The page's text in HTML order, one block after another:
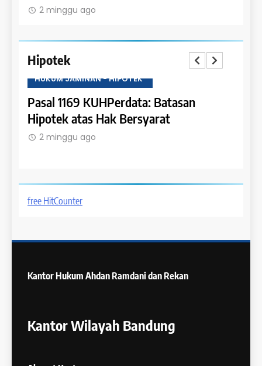
2 minggu ago
Hipotek
HUKUM JAMINAN - HIPOTEK
Pasal 1169 KUHPerdata: Batasan
Hipotek atas Hak Bersyarat
2 minggu ago
free HitCounter
Kantor Hukum Ahdan Ramdani dan Rekan
Kantor Wilayah Bandung